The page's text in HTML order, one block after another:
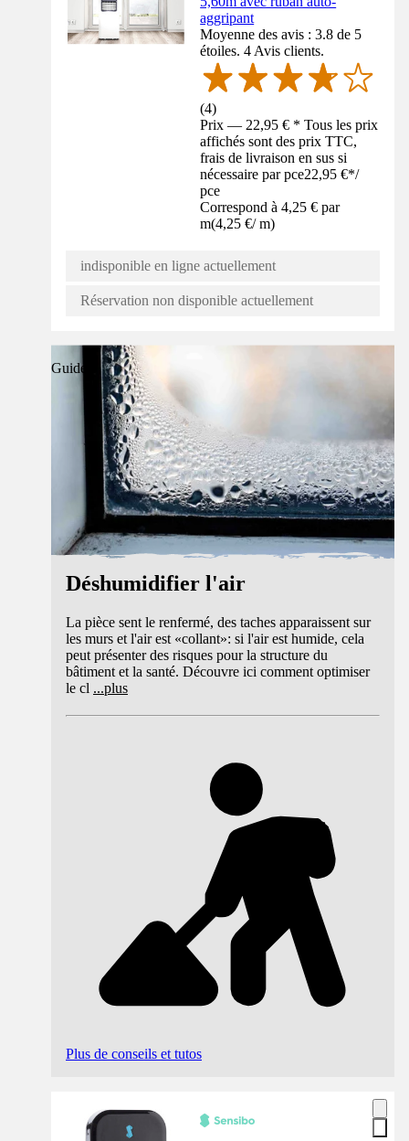
aggripant
Moyenne des avis : 3.8 de 5
étoiles. 4 Avis clients.
(4)
Prix — 22,95 € * Tous les prix
affichés sont des prix TTC,
frais de livraison en sus si
nécessaire par pce22,95 €*/
pce
Correspond à 4,25 € par
m(4,25 €/ m)
indisponible en ligne actuellement
Réservation non disponible actuellement
Guide
Déshumidifier l'air
La pièce sent le renfermé, des taches apparaissent sur
les murs et l'air est «collant»: si l'air est humide, cela
peut présenter des risques pour la structure du
bâtiment et la santé. Découvre ici comment optimiser
le cl ...plus
Plus de conseils et tutos